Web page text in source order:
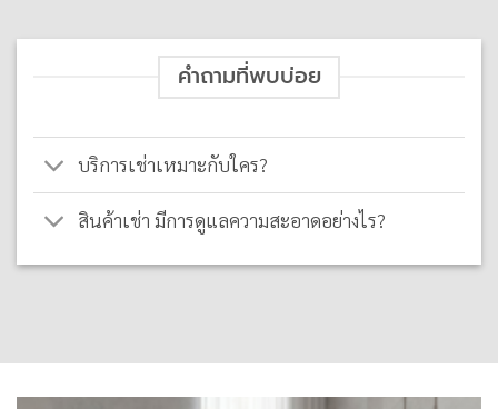
คำถามที่พบบ่อย
บริการเช่าเหมาะกับใคร?
สินค้าเช่า มีการดูแลความสะอาดอย่างไร?